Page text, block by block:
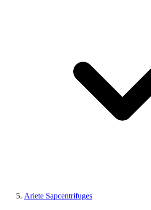
Ariete Sapcentrifuges